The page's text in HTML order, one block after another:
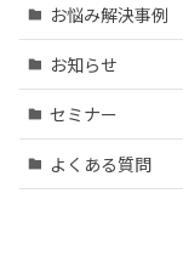
お悩み解決事例
お知らせ
セミナー
よくある質問